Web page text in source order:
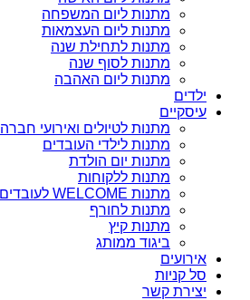
מתנות ליום המשפחה
מתנות ליום העצמאות
מתנות לתחילת שנה
מתנות לסוף שנה
מתנות ליום האהבה
ילדים
עיסקיים
מתנות לטיולים ואירועי חברה
מתנות לילדי העובדים
מתנות יום הולדת
מתנות ללקוחות
מתנות WELCOME לעובדים
מתנות לחורף
מתנות קיץ
ביגוד ממותג
אירועים
סל קניות
יצירת קשר